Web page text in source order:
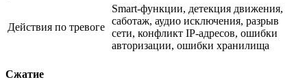
Действия по тревоге
Smart-функции, детекция движения,
саботаж, аудио исключения, разрыв
сети, конфликт IP-адресов, ошибки
авторизации, ошибки хранилища
Сжатие